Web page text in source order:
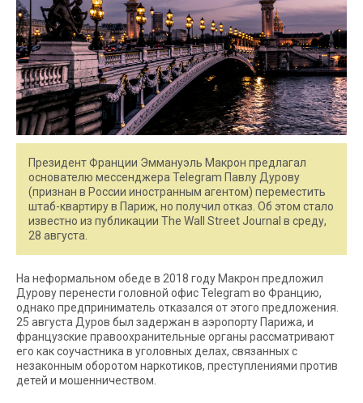
Президент Франции Эммануэль Макрон предлагал
основателю мессенджера Telegram Павлу Дурову
(признан в России иностранным агентом) переместить
штаб-квартиру в Париж, но получил отказ. Об этом стало
известно из публикации The Wall Street Journal в среду,
28 августа.
На неформальном обеде в 2018 году Макрон предложил
Дурову перенести головной офис Telegram во Францию,
однако предприниматель отказался от этого предложения.
25 августа Дуров был задержан в аэропорту Парижа, и
французские правоохранительные органы рассматривают
его как соучастника в уголовных делах, связанных с
незаконным оборотом наркотиков, преступлениями против
детей и мошенничеством.